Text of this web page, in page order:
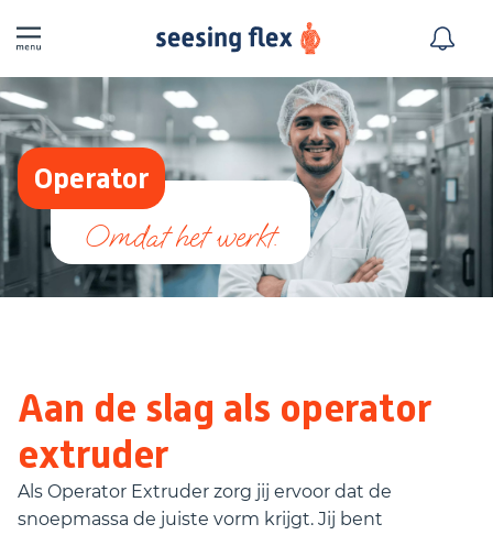
Operator
Aan de slag als operator
extruder
Als Operator Extruder zorg jij ervoor dat de
snoepmassa de juiste vorm krijgt. Jij bent